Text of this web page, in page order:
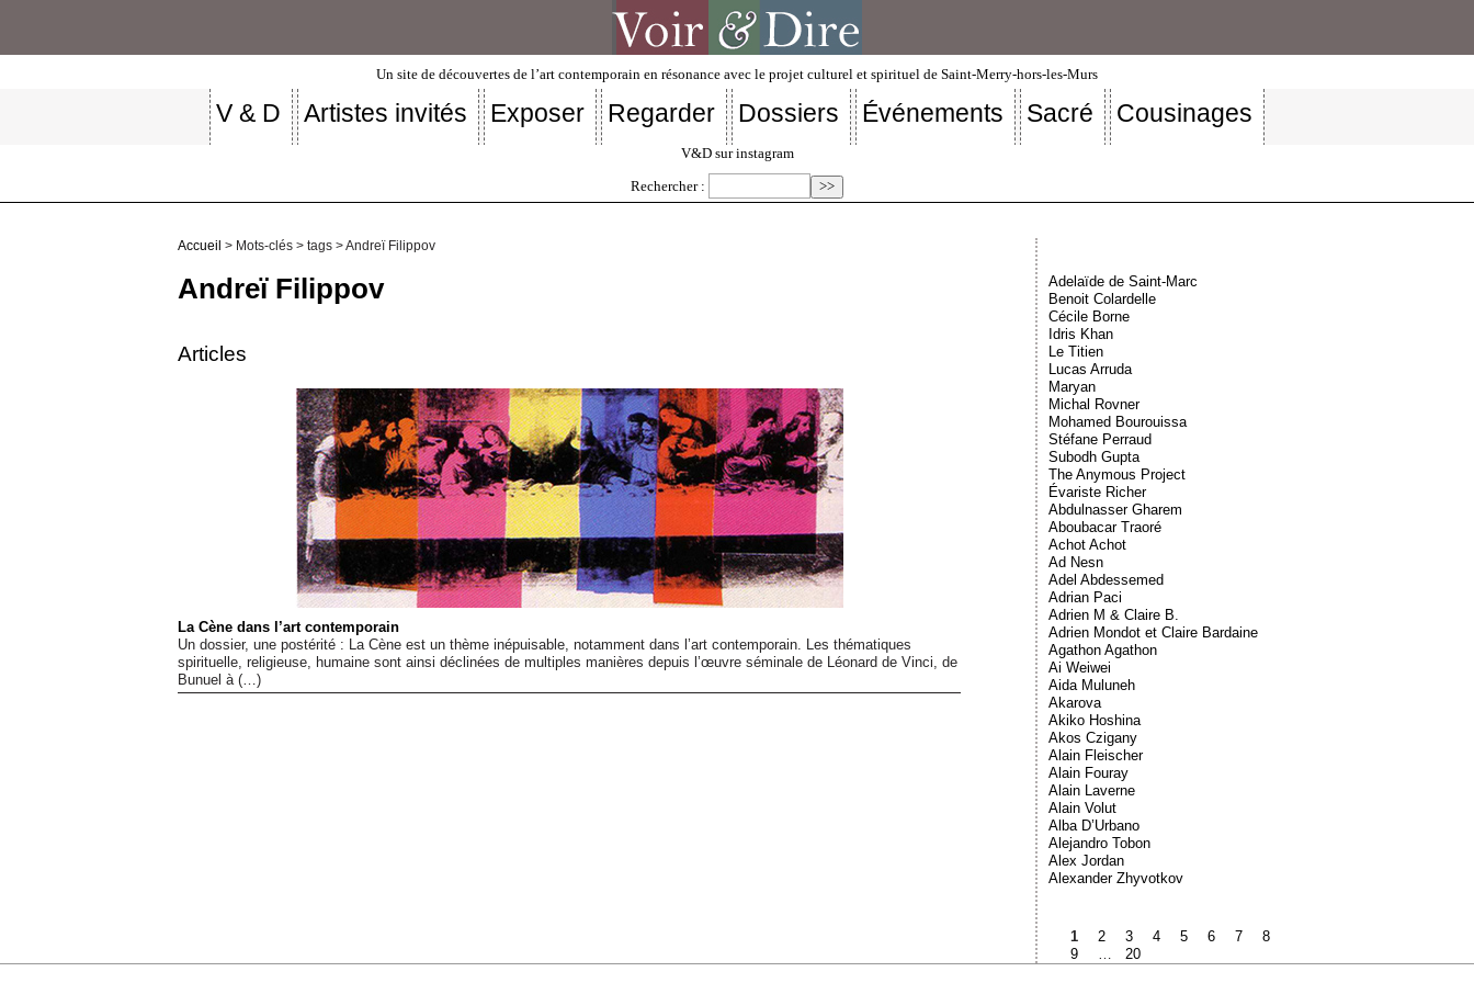
Un site de découvertes de l’art contemporain en résonance avec le projet culturel et spirituel de Saint-Merry-hors-les-Murs
V & D Artistes invités Exposer Regarder Dossiers Événements Sacré Cousinages
V&D sur instagram
Rechercher :
Accueil > Mots-clés > tags > Andreï Filippov
Andreï Filippov
Articles
La Cène dans l’art contemporain
Un dossier, une postérité : La Cène est un thème inépuisable, notamment dans l’art contemporain. Les thématiques
spirituelle, religieuse, humaine sont ainsi déclinées de multiples manières depuis l’œuvre séminale de Léonard de Vinci, de
Bunuel à (…)
Adelaïde de Saint-Marc
Benoit Colardelle
Cécile Borne
Idris Khan
Le Titien
Lucas Arruda
Maryan
Michal Rovner
Mohamed Bourouissa
Stéfane Perraud
Subodh Gupta
The Anymous Project
Évariste Richer
Abdulnasser Gharem
Aboubacar Traoré
Achot Achot
Ad Nesn
Adel Abdessemed
Adrian Paci
Adrien M & Claire B.
Adrien Mondot et Claire Bardaine
Agathon Agathon
Ai Weiwei
Aida Muluneh
Akarova
Akiko Hoshina
Akos Czigany
Alain Fleischer
Alain Fouray
Alain Laverne
Alain Volut
Alba D’Urbano
Alejandro Tobon
Alex Jordan
Alexander Zhyvotkov
1 2 3 4 5 6 7
8
9
20